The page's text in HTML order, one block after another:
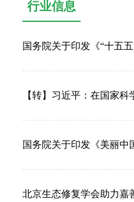
行业信息
国务院关于印发《“十五
【转】习近平：在国家
国务院关于印发《美丽
北京生态修复学会助力嘉